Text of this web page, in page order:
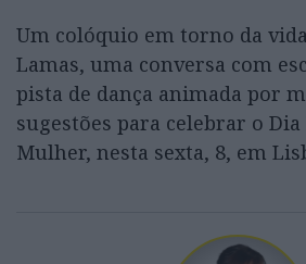
Um colóquio em torno da
Lamas, uma conversa com
pista de dança animada por
sugestões para celebrar o
Mulher, nesta sexta, 8, em